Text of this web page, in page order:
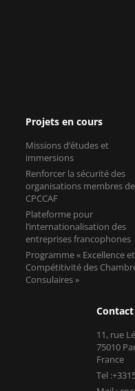
CPCCAF
l’internationalisation des
entreprises francophones
Programme « Excellence et
Compétitivité des
Consulaires »
Contact
11, rue
75010
Mail :
Copyright © CPCCAF